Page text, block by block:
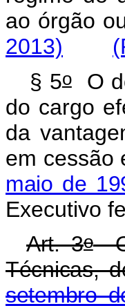
ao órgão
2013)
§ 5oO
do cargo
da
em cessão
maio de
Executivo
Art. 3oO
Técnicas,
setembro